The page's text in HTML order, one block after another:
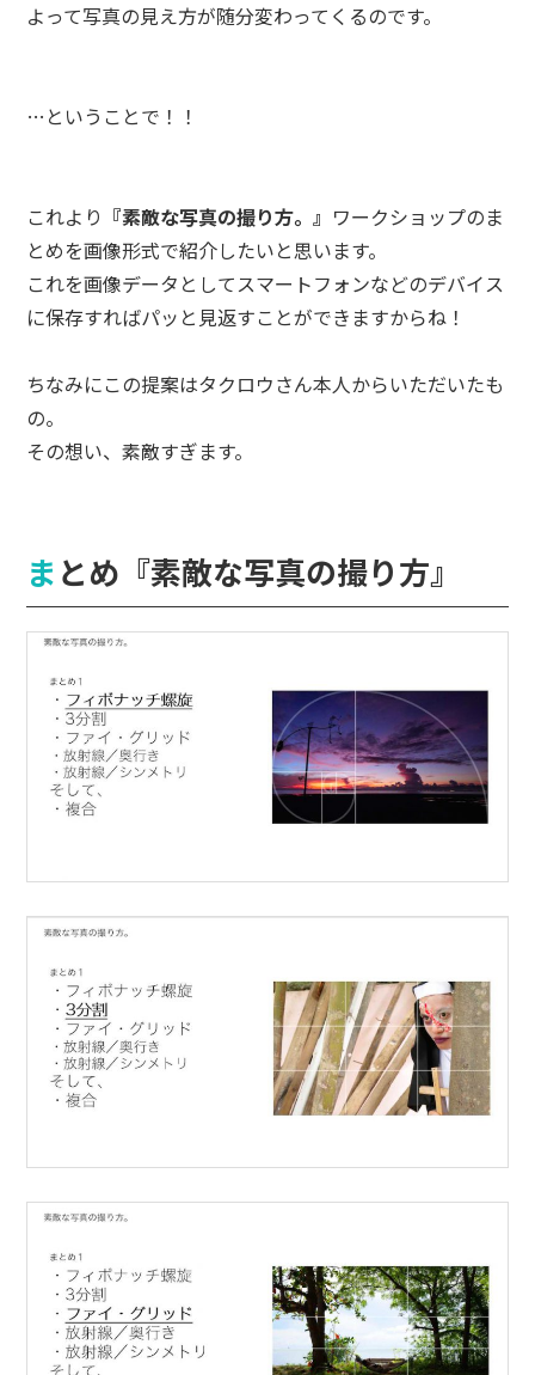
よって写真の見え方が随分変わってくるのです。
…ということで！！
これより 『素敵な写真の撮り方。』 ワークショップのま
とめを画像形式で紹介したいと思います。
これを画像データとしてスマートフォンなどのデバイス
に保存すればパッと見返すことができますからね！
ちなみにこの提案はタクロウさん本人からいただいたも
の。
その想い、素敵すぎます。
まとめ『素敵な写真の撮り方』